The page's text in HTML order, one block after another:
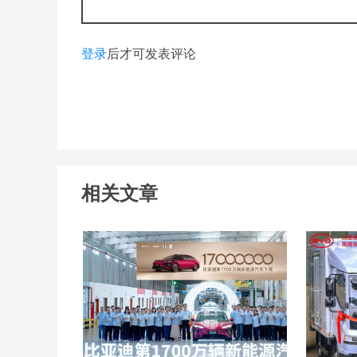
登录后才可发表评论
相关文章